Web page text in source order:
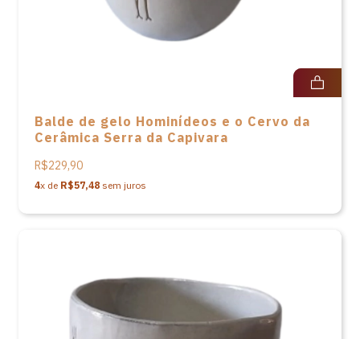
Balde de gelo Hominídeos e o Cervo da
Cerâmica Serra da Capivara
R$229,90
4x de R$57,48 sem juros